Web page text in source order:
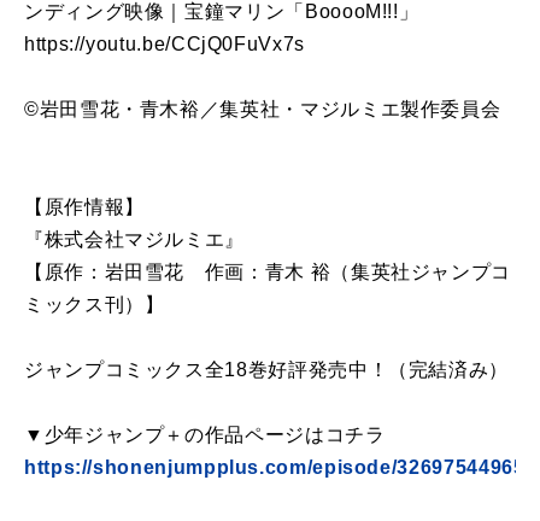
ンディング映像｜宝鐘マリン「BooooM!!!」
https://youtu.be/CCjQ0FuVx7s
©岩田雪花・青木裕／集英社・マジルミエ製作委員会
【原作情報】
『株式会社マジルミエ』
【原作：岩田雪花 作画：青木 裕（集英社ジャンプコ
ミックス刊）】
ジャンプコミックス全18巻好評発売中！（完結済み）
▼少年ジャンプ＋の作品ページはコチラ
https://shonenjumpplus.com/episode/